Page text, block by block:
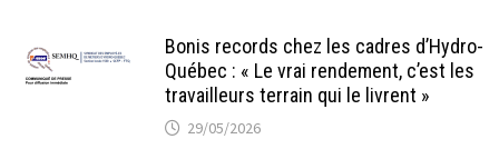
Bonis records chez les cadres d’Hydro-
Québec : « Le vrai rendement, c’est les
travailleurs terrain qui le livrent »
29/05/2026